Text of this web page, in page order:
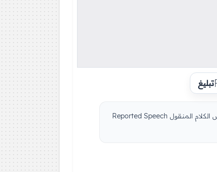
تبليغ
دروس وملخصات لتعليم اللغة الإنجليزية لجميع المستويات: دروس مفصلة للمبتدئين لتعلم اللغة الإنجليزية من الصفر: درس الكلام المنقول Reported Speech